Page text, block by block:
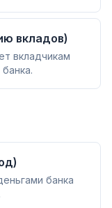
вкладов)
вкладчикам
банка